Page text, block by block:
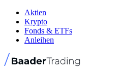
Aktien
Krypto
Fonds & ETFs
Anleihen